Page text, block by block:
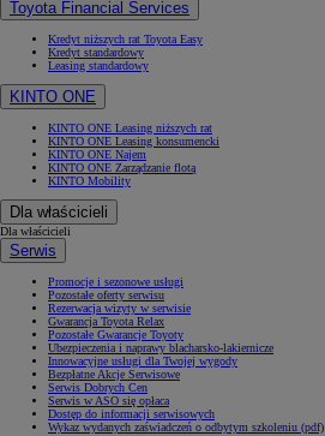
Toyota Financial Services
Kredyt niższych rat Toyota Easy
Kredyt standardowy
Leasing standardowy
KINTO ONE
KINTO ONE Leasing niższych rat
KINTO ONE Leasing konsumencki
KINTO ONE Najem
KINTO ONE Zarządzanie flotą
KINTO Mobility
Dla właścicieli
Dla właścicieli
Serwis
Promocje i sezonowe usługi
Pozostałe oferty serwisu
Rezerwacja wizyty w serwisie
Gwarancja Toyota Relax
Pozostałe Gwarancje Toyoty
Ubezpieczenia i naprawy blacharsko-lakiernicze
Innowacyjne usługi dla Twojej wygody
Bezpłatne Akcje Serwisowe
Serwis Dobrych Cen
Serwis w ASO się opłaca
Dostęp do informacji serwisowych
Wykaz wydanych zaświadczeń o odbytym szkoleniu (pdf)